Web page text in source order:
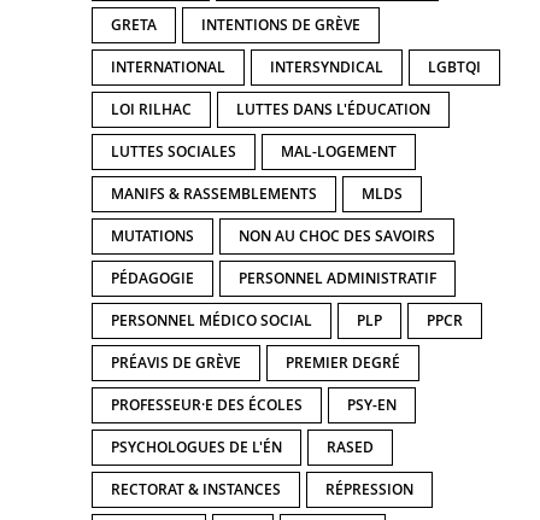
GRETA INTENTIONS DE GRÈVE
INTERNATIONAL INTERSYNDICAL LGBTQI
LOI RILHAC LUTTES DANS L'ÉDUCATION
LUTTES SOCIALES MAL-LOGEMENT
MANIFS & RASSEMBLEMENTS MLDS
MUTATIONS NON AU CHOC DES SAVOIRS
PÉDAGOGIE PERSONNEL ADMINISTRATIF
PERSONNEL MÉDICO SOCIAL PLP PPCR
PRÉAVIS DE GRÈVE PREMIER DEGRÉ
PROFESSEUR·E DES ÉCOLES PSY-EN
PSYCHOLOGUES DE L'ÉN RASED
RECTORAT & INSTANCES RÉPRESSION